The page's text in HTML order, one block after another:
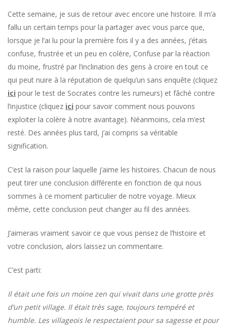
Cette semaine, je suis de retour avec encore une histoire. Il m’a
fallu un certain temps pour la partager avec vous parce que,
lorsque je l’ai lu pour la première fois il y a des années, j’étais
confuse, frustrée et un peu en colère, Confuse par la réaction
du moine, frustré par l’inclination des gens à croire en tout ce
qui peut nuire à la réputation de quelqu’un sans enquête (cliquez
ici pour le test de Socrates contre les rumeurs) et fâché contre
l’injustice (cliquez ici pour savoir comment nous pouvons
exploiter la colère à notre avantage). Néanmoins, cela m’est
resté. Des années plus tard, j’ai compris sa véritable
signification.
C’est la raison pour laquelle j’aime les histoires. Chacun de nous
peut tirer une conclusion différente en fonction de qui nous
sommes à ce moment particulier de notre voyage. Mieux
même, cette conclusion peut changer au fil des années.
J’aimerais vraiment savoir ce que vous pensez de l’histoire et
votre conclusion, alors laissez un commentaire.
C’est parti:
Il était une fois un moine zen qui vivait dans une grotte près
d’un petit village. Il était très sage, toujours tempéré et
humble. Les villageois le respectaient pour sa sagesse et pour